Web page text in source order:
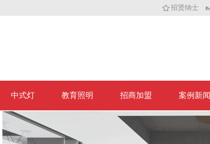
招贤纳士
中式灯 教育照明 招商加盟 案例新闻